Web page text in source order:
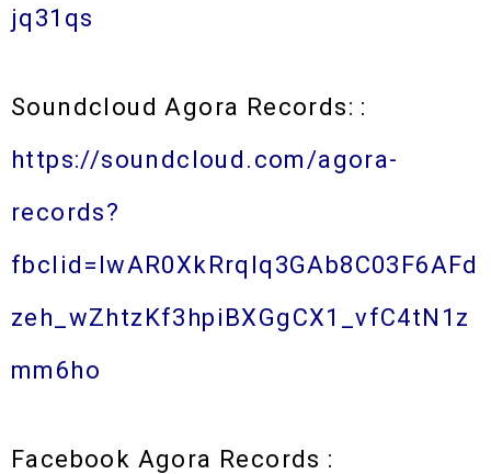
jq31qs
Soundcloud Agora Records: :
https://soundcloud.com/agora-
records?
fbclid=IwAR0XkRrqIq3GAb8C03F6AFd
zeh_wZhtzKf3hpiBXGgCX1_vfC4tN1z
mm6ho
Facebook Agora Records :